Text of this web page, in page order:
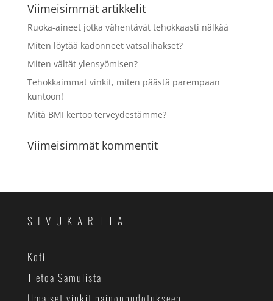
Viimeisimmät artikkelit
Ruoka-aineet jotka vähentävät tehokkaasti nälkää
Miten löytää kadonneet vatsalihakset?
Miten vältät ylensyömisen?
Tehokkaimmat vinkit, miten päästä parempaan
kuntoon!
Mitä BMI kertoo terveydestämme?
Viimeisimmät kommentit
SIVUKARTTA
Koti
Tietoa Samulista